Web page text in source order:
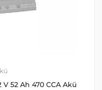
52 Ah 470 CCA Akü